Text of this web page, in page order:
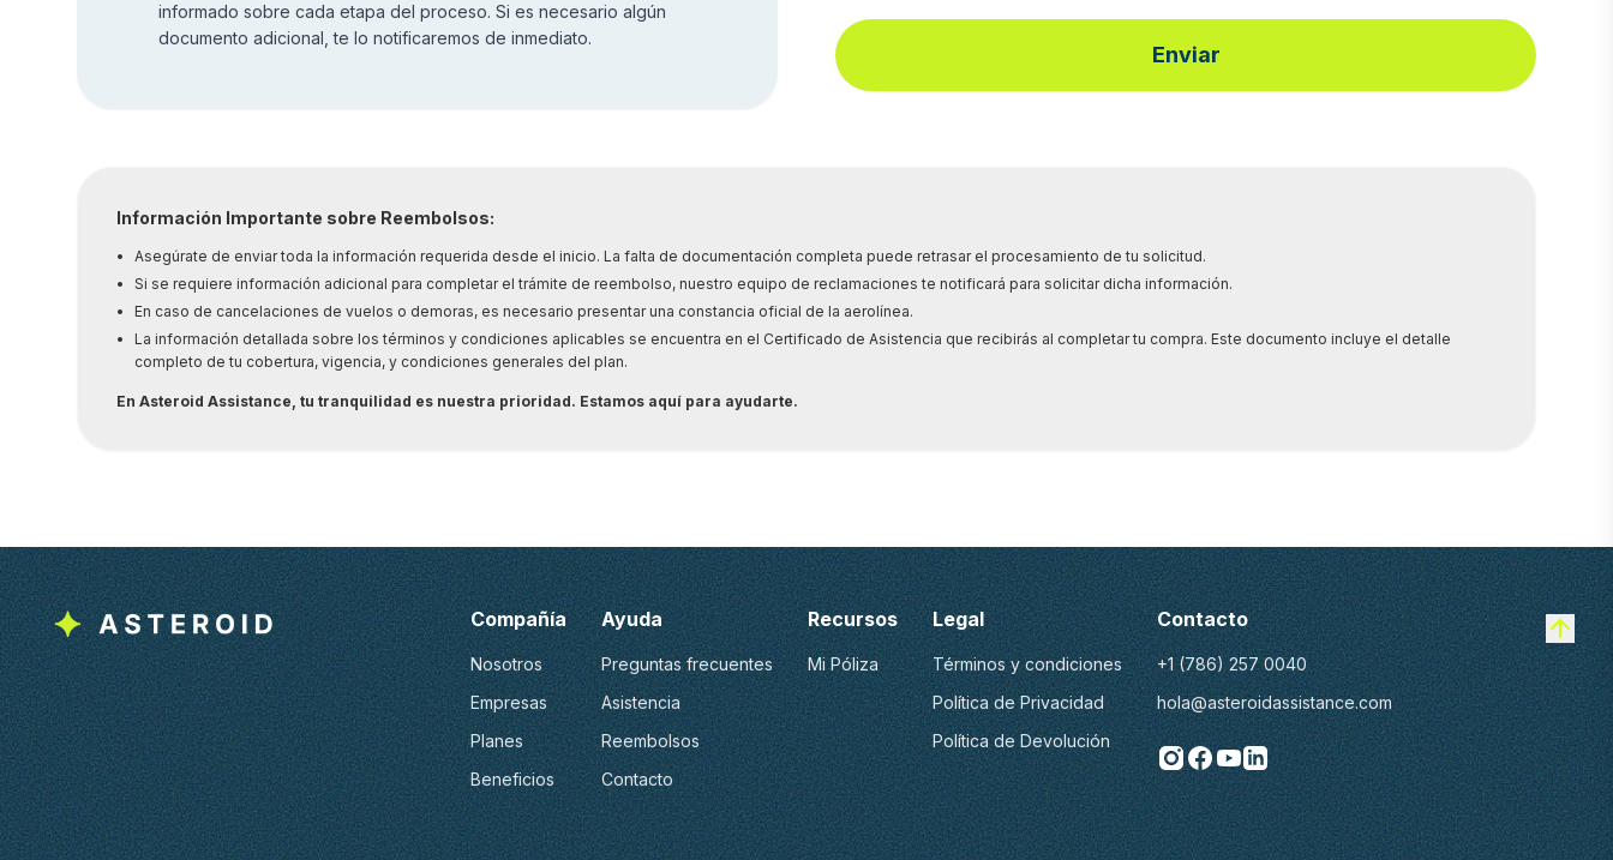
informado sobre cada etapa del proceso. Si es necesario algún
documento adicional, te lo notificaremos de inmediato.
Enviar
Información Importante sobre Reembolsos:
•
Asegúrate de enviar toda la información requerida desde el inicio. La falta de documentación completa puede retrasar el procesamiento de tu solicitud.
•
Si se requiere información adicional para completar el trámite de reembolso, nuestro equipo de reclamaciones te notificará para solicitar dicha información.
•
En caso de cancelaciones de vuelos o demoras, es necesario presentar una constancia oficial de la aerolínea.
•
La información detallada sobre los términos y condiciones aplicables se encuentra en el Certificado de Asistencia que recibirás al completar tu compra. Este documento incluye el detalle
completo de tu cobertura, vigencia, y condiciones generales del plan.
En Asteroid Assistance, tu tranquilidad es nuestra prioridad. Estamos aquí para ayudarte.
Compañía
Nosotros
Empresas
Planes
Beneficios
Ayuda
Preguntas frecuentes
Asistencia
Reembolsos
Contacto
Recursos
Mi Póliza
Legal
Términos y condiciones
Política de Privacidad
Política de Devolución
Contacto
+1 (786) 257 0040
hola@asteroidassistance.com